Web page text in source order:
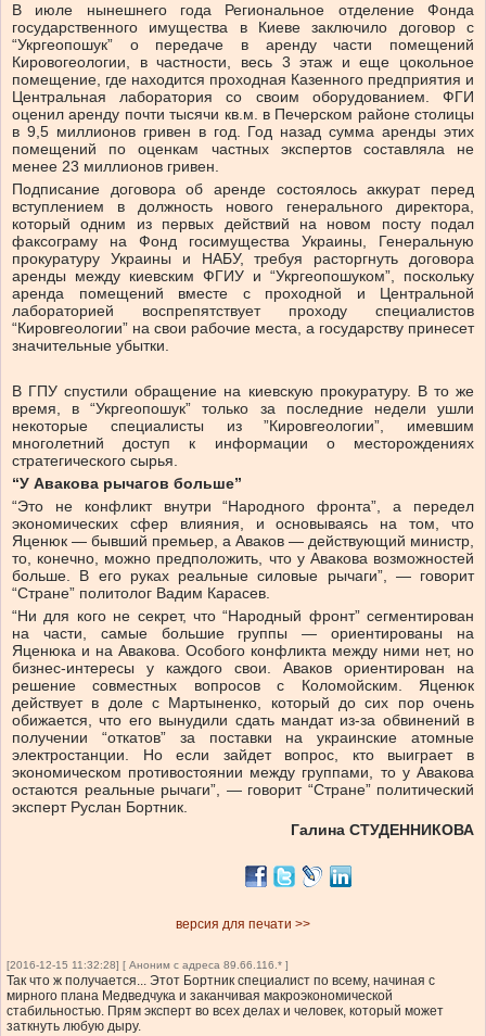
В июле нынешнего года Региональное отделение Фонда
государственного имущества в Киеве заключило договор с
“Укргеопошук” о передаче в аренду части помещений
Кировогеологии, в частности, весь 3 этаж и еще цокольное
помещение, где находится проходная Казенного предприятия и
Центральная лаборатория со своим оборудованием. ФГИ
оценил аренду почти тысячи кв.м. в Печерском районе столицы
в 9,5 миллионов гривен в год. Год назад сумма аренды этих
помещений по оценкам частных экспертов составляла не
менее 23 миллионов гривен.
Подписание договора об аренде состоялось аккурат перед
вступлением в должность нового генерального директора,
который одним из первых действий на новом посту подал
факсограму на Фонд госимущества Украины, Генеральную
прокуратуру Украины и НАБУ, требуя расторгнуть договора
аренды между киевским ФГИУ и “Укргеопошуком”, поскольку
аренда помещений вместе с проходной и Центральной
лабораторией воспрепятствует проходу специалистов
“Кировгеологии” на свои рабочие места, а государству принесет
значительные убытки.
В ГПУ спустили обращение на киевскую прокуратуру. В то же
время, в “Укргеопошук” только за последние недели ушли
некоторые специалисты из ”Кировгеологии”, имевшим
многолетний доступ к информации о месторождениях
стратегического сырья.
“У Авакова рычагов больше”
“Это не конфликт внутри “Народного фронта”, а передел
экономических сфер влияния, и основываясь на том, что
Яценюк — бывший премьер, а Аваков — действующий министр,
то, конечно, можно предположить, что у Авакова возможностей
больше. В его руках реальные силовые рычаги”, — говорит
“Стране” политолог Вадим Карасев.
“Ни для кого не секрет, что “Народный фронт” сегментирован
на части, самые большие группы — ориентированы на
Яценюка и на Авакова. Особого конфликта между ними нет, но
бизнес-интересы у каждого свои. Аваков ориентирован на
решение совместных вопросов с Коломойским. Яценюк
действует в доле с Мартыненко, который до сих пор очень
обижается, что его вынудили сдать мандат из-за обвинений в
получении “откатов” за поставки на украинские атомные
электростанции. Но если зайдет вопрос, кто выиграет в
экономическом противостоянии между группами, то у Авакова
остаются реальные рычаги”, — говорит “Стране” политический
эксперт Руслан Бортник.
Галина СТУДЕННИКОВА
версия для печати >>
[2016-12-15 11:32:28] [ Аноним с адреса 89.66.116.* ]
Так что ж получается... Этот Бортник специалист по всему, начиная с
мирного плана Медведчука и заканчивая макроэкономической
стабильностью. Прям эксперт во всех делах и человек, который может
заткнуть любую дыру.